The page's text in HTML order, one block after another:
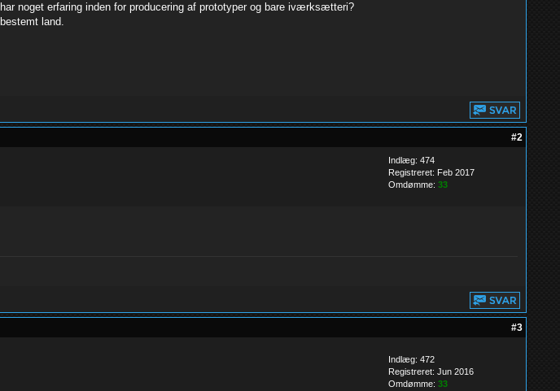
noget erfaring inden for producering af prototyper og bare iværksætteri?
land.
#2
Indlæg: 474
Registreret: Feb 2017
Omdømme: 33
#3
Indlæg: 472
Registreret: Jun 2016
Omdømme: 33